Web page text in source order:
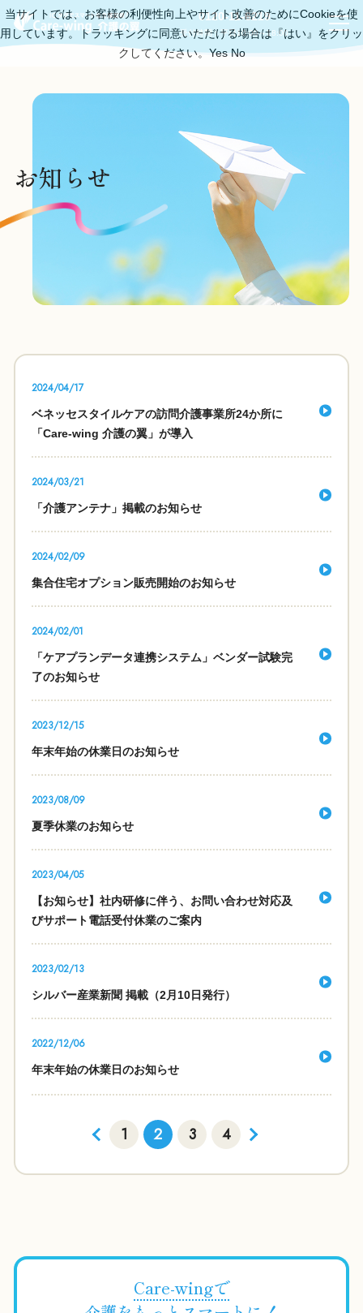
0120-11-6219
受付時間：平日10:00～18:00
お知らせ
2024/04/17
ベネッセスタイルケアの訪問介護事業所24か所に
「Care-wing 介護の翼」が導入
2024/03/21
「介護アンテナ」掲載のお知らせ
2024/02/09
集合住宅オプション販売開始のお知らせ
2024/02/01
「ケアプランデータ連携システム」ベンダー試験完
了のお知らせ
2023/12/15
年末年始の休業日のお知らせ
2023/08/09
夏季休業のお知らせ
2023/04/05
【お知らせ】社内研修に伴う、お問い合わせ対応及
びサポート電話受付休業のご案内
2023/02/13
シルバー産業新聞 掲載（2月10日発行）
2022/12/06
年末年始の休業日のお知らせ
1 2 3 4
Care-wingで
当サイトでは、お客様の利便性向上やサイト改善のためにCookieを使
用しています。トラッキングに同意いただける場合は『はい』をクリッ
クしてください。Yes No